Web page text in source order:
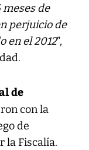
de
perjuicio de
en el 2012”,
de
con la
de
la Fiscalía.